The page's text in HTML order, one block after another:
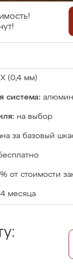
(0,4 мм)
система:
на выбор
за базовый
от стоимости
месяца